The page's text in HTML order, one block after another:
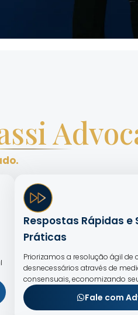
Respostas Rápidas e
Práticas
Priorizamos a resolução ágil de
desnecessários através de
consensuais, economizando
Fale com